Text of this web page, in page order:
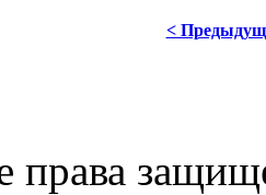
<
права